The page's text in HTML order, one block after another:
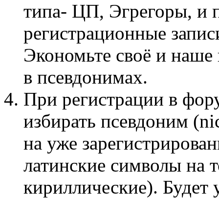
типа- ЦП, Эгрегоры, и
регистрационные
Экономьте своё и
в псевдонимах.
При регистрации в
избирать псевдоним
на уже
латинские символы на
кириллические). Будет